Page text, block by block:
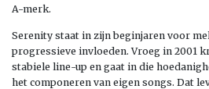
A-merk.
Serenity staat in zijn beginjaren voor
progressieve invloeden. Vroeg in 2001
stabiele line-up en gaat in die
het componeren van eigen songs. Dat